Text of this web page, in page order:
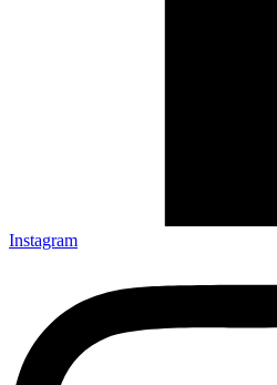
Instagram